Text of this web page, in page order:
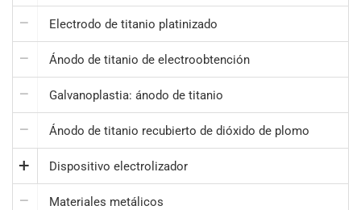
Electrodo de titanio platinizado
Ánodo de titanio de electroobtención
Galvanoplastia: ánodo de titanio
Ánodo de titanio recubierto de dióxido de plomo
Dispositivo electrolizador
Materiales metálicos